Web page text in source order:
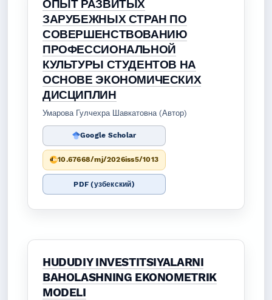
ОПЫТ РАЗВИТЫХ
ЗАРУБЕЖНЫХ СТРАН ПО
СОВЕРШЕНСТВОВАНИЮ
ПРОФЕССИОНАЛЬНОЙ
КУЛЬТУРЫ СТУДЕНТОВ НА
ОСНОВЕ ЭКОНОМИЧЕСКИХ
ДИСЦИПЛИН
Умарова Гулчехра Шавкатовна (Автор)
Google Scholar
10.67668/mj/2026iss5/1013
PDF (узбекский)
HUDUDIY INVESTITSIYALARNI
BAHOLASHNING EKONOMETRIK
MODELI